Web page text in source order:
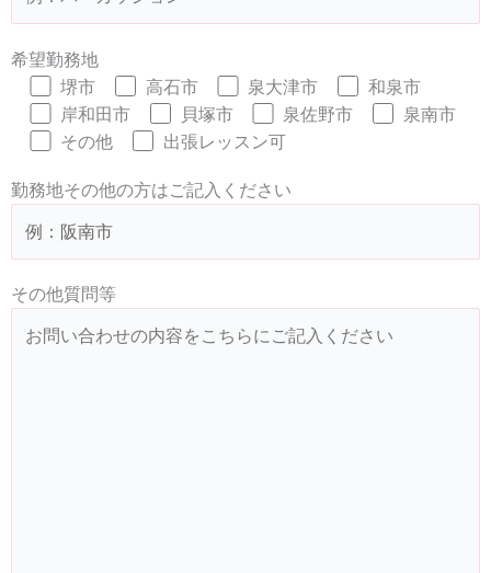
希望勤務地
堺市
高石市 泉大津市
和泉市
岸和田市
貝塚市 泉佐野市
泉南市
その他
出張レッスン可
勤務地その他の方はご記入ください
その他質問等